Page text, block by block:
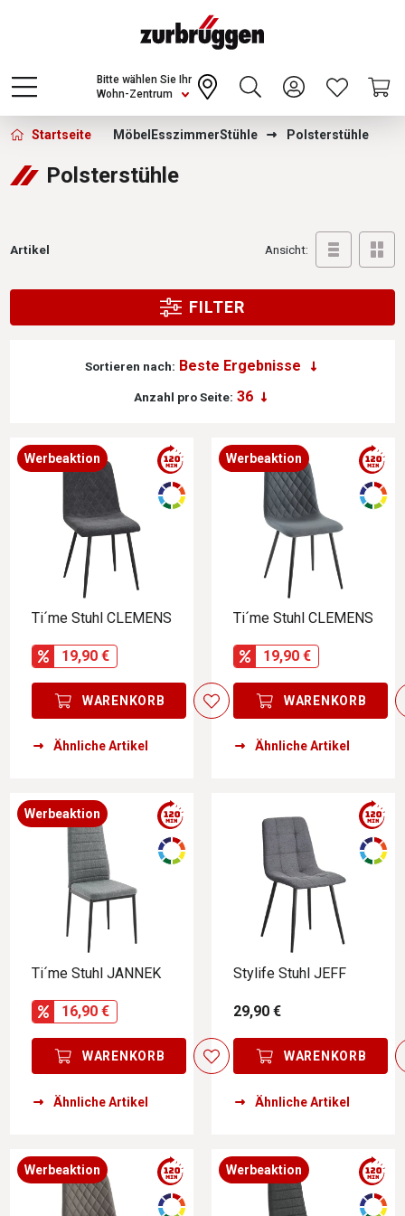
Choose a different country or region to see
content for your location and shop online
CONTINUE
Wohn-Zentrum
Bitte wählen Sie Ihr
Zurbrüggen - Polsterstühle
Startseite Möbel EsszimmerStühle Polsterstühle
Polsterstühle
Artikel Ansicht:
FILTER
Sortieren nach:
Anzahl pro Seite:
Werbeaktion
Ti´me Stuhl CLEMENS
19,90 €
WARENKORB
Ähnliche Artikel
Werbeaktion
Ti´me Stuhl CLEMENS
19,90 €
WARENKORB
Ähnliche Artikel
Werbeaktion
Ti´me Stuhl JANNEK
16,90 €
WARENKORB
Ähnliche Artikel
Stylife Stuhl JEFF
29,90 €
WARENKORB
Ähnliche Artikel
Werbeaktion Werbeaktion